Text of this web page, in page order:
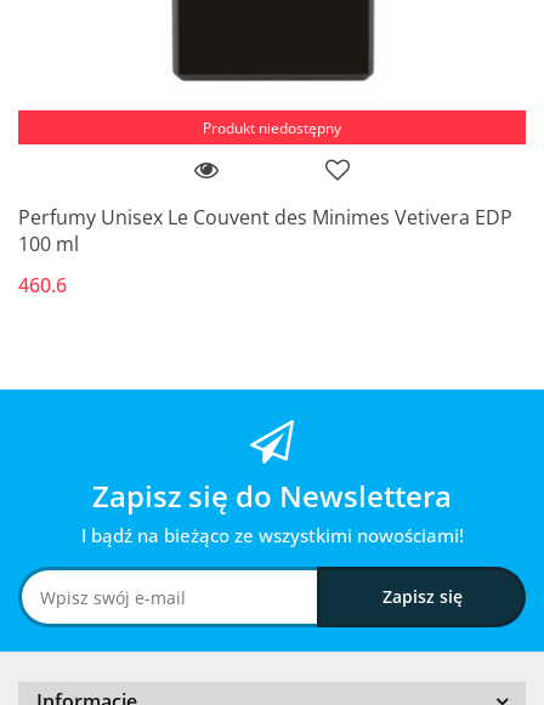
Produkt niedostępny
Perfumy Unisex Le Couvent des Minimes Vetivera EDP
100 ml
460.6
Zapisz się do Newslettera
I bądź na bieżąco ze wszystkimi nowościami!